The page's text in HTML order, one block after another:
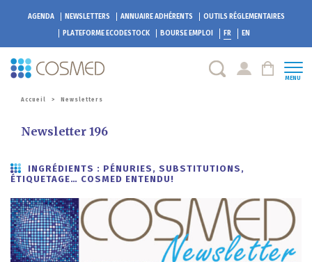
AGENDA NEWSLETTERS ANNUAIRE ADHÉRENTS
OUTILS RÉGLEMENTAIRES
PLATEFORME ECODESTOCK BOURSE EMPLOI FR EN
MENU
Accueil > Newsletters
Newsletter 196
INGRÉDIENTS : PÉNURIES, SUBSTITUTIONS,
ÉTIQUETAGE… COSMED ENTENDU!